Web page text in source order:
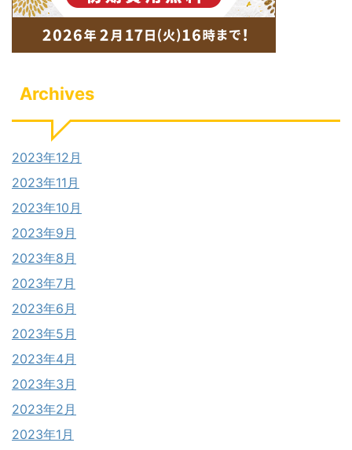
Archives
2023年12月
2023年11月
2023年10月
2023年9月
2023年8月
2023年7月
2023年6月
2023年5月
2023年4月
2023年3月
2023年2月
2023年1月